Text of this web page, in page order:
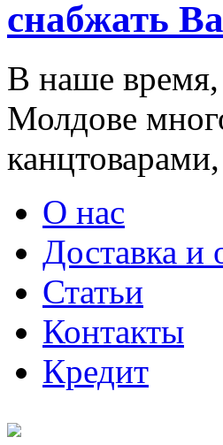
снабжать
В наше
Молдове
О нас
Доставка и
Статьи
Контакты
Кредит